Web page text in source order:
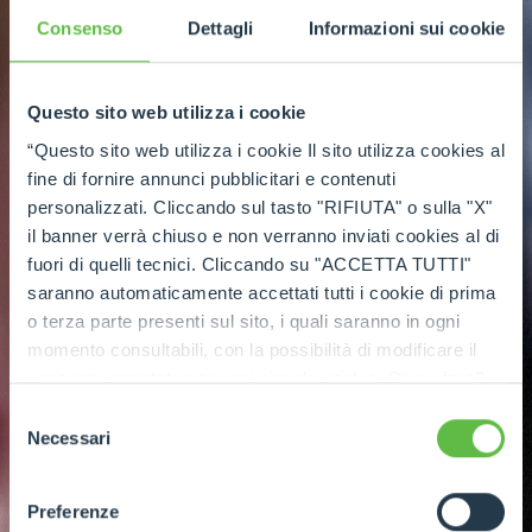
Consenso Dettagli Informazioni sui cookie
Questo sito web utilizza i cookie
“Questo sito web utilizza i cookie Il sito utilizza cookies al
fine di fornire annunci pubblicitari e contenuti
personalizzati. Cliccando sul tasto "RIFIUTA" o sulla "X"
il banner verrà chiuso e non verranno inviati cookies al di
fuori di quelli tecnici. Cliccando su "ACCETTA TUTTI"
saranno automaticamente accettati tutti i cookie di prima
o terza parte presenti sul sito, i quali saranno in ogni
momento consultabili, con la possibilità di modificare il
consenso prestato per ogni singolo cookie. Come fare?
ogni pagina, selezionare "Modifichi il suo consenso" e
dell'informativa completa nel footer presente in ogni
pagina. Per esercitare i diritti riconosciuti all'interessato ai
delNecessari
Preferenze